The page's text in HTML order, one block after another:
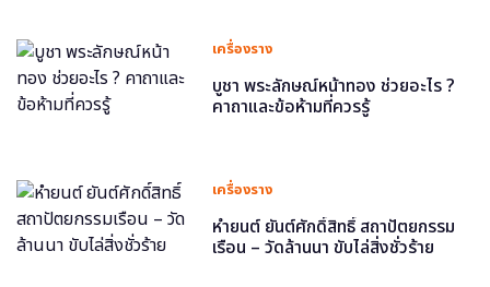
เครื่องราง
บูชา พระลักษณ์หน้าทอง ช่วยอะไร ?
คาถาและข้อห้ามที่ควรรู้
เครื่องราง
หำยนต์ ยันต์ศักดิ์สิทธิ์ สถาปัตยกรรม
เรือน – วัดล้านนา ขับไล่สิ่งชั่วร้าย